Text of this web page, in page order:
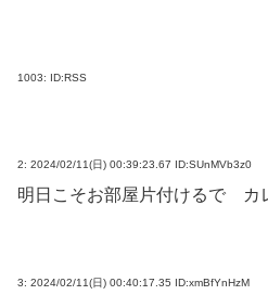
1003: ID:RSS
2: 2024/02/11(日) 00:39:23.67 ID:SUnMVb3z0
明日こそお部屋片付けるで カ
3: 2024/02/11(日) 00:40:17.35 ID:xmBfYnHzM